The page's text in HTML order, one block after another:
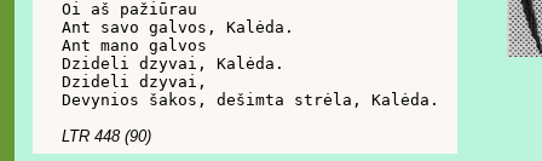
Oi aš pažiūrau
Ant savo galvos, Kalėda.
Ant mano galvos
Dzideli dzyvai, Kalėda.
Dzideli dzyvai,
Devynios šakos, dešimta strėla, Kalėda.
LTR 448 (90)